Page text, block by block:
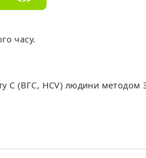
часу.
С (ВГС, HCV) людини методом